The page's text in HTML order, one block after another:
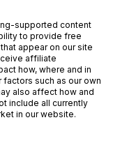
supported content
to provide free
appear on our site
affiliate
how, where and in
such as our own
also affect how and
include all currently
in our website.